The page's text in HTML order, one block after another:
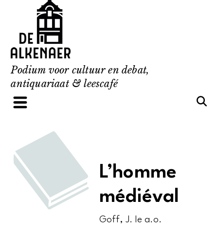
content
Podium voor cultuur en debat,
antiquariaat & leescafé
L’homme
médiéval
Goff, J. le a.o.